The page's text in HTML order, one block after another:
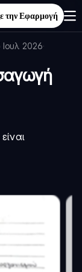
την Εφαρμογή
Ιουλ 2026·